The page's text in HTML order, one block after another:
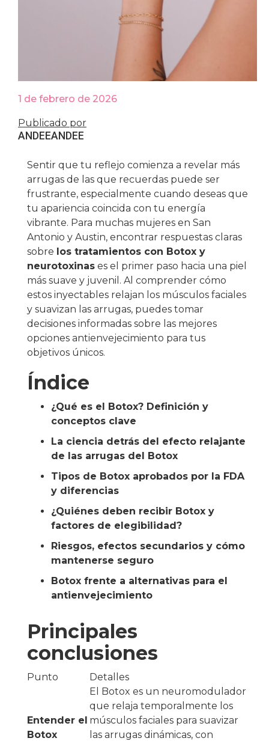
1 de febrero de 2026
Publicado por
ANDEEANDEE
Sentir que tu reflejo comienza a revelar más
arrugas de las que recuerdas puede ser
frustrante, especialmente cuando deseas que
tu apariencia coincida con tu energía
vibrante. Para muchas mujeres en San
Antonio y Austin, encontrar respuestas claras
sobre los tratamientos con Botox y
neurotoxinas es el primer paso hacia una piel
más suave y juvenil. Al comprender cómo
estos inyectables relajan los músculos faciales
y suavizan las arrugas, puedes tomar
decisiones informadas sobre las mejores
opciones antienvejecimiento para tus
objetivos únicos.
Índice
¿Qué es el Botox? Definición y
conceptos clave
La ciencia detrás del efecto relajante
de las arrugas del Botox
Tipos de Botox aprobados por la FDA
y diferencias
¿Quiénes deben recibir Botox y
factores de elegibilidad?
Riesgos, efectos secundarios y cómo
mantenerse seguro
Botox frente a alternativas para el
antienvejecimiento
Principales
conclusiones
Punto Detalles
Entender el
Botox
El Botox es un neuromodulador
que relaja temporalmente los
músculos faciales para suavizar
las arrugas dinámicas, con